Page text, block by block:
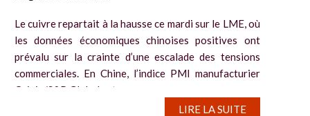
Le cuivre repartait à la hausse ce mardi sur le LME, où
les données économiques chinoises positives ont
prévalu sur la crainte d’une escalade des tensions
commerciales. En Chine, l’indice PMI manufacturier
Caixin/S&P Global est...
LIRE LA SUITE